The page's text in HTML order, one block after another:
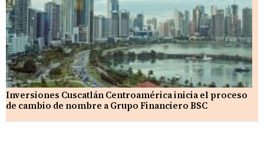
Inversiones Cuscatlán Centroamérica inicia el proceso
de cambio de nombre a Grupo Financiero BSC